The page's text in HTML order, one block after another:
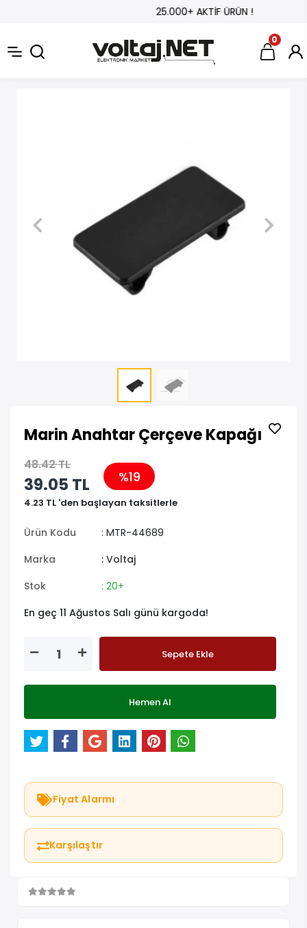
25.000+ AKTİF ÜRÜN !
0
Marin Anahtar Çerçeve Kapağı
48.42 TL
39.05 TL %19
4.23 TL 'den başlayan taksitlerle
Ürün Kodu
: MTR-44689
Marka
: Voltaj
Stok
: 20+
En geç 11 Ağustos Salı günü kargoda!
Sepete Ekle
Hemen Al
Fiyat Alarmı
Karşılaştır